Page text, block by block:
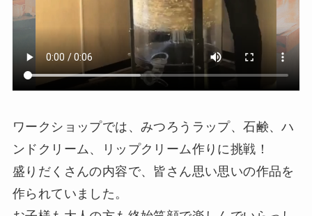
ワークショップでは、みつろうラップ、石鹸、ハ
ンドクリーム、リップクリーム作りに挑戦！
盛りだくさんの内容で、皆さん思い思いの作品を
作られていました。